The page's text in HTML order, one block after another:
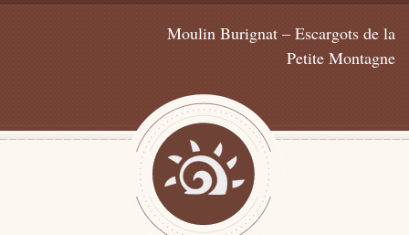
Moulin Burignat – Escargots de la
Petite Montagne